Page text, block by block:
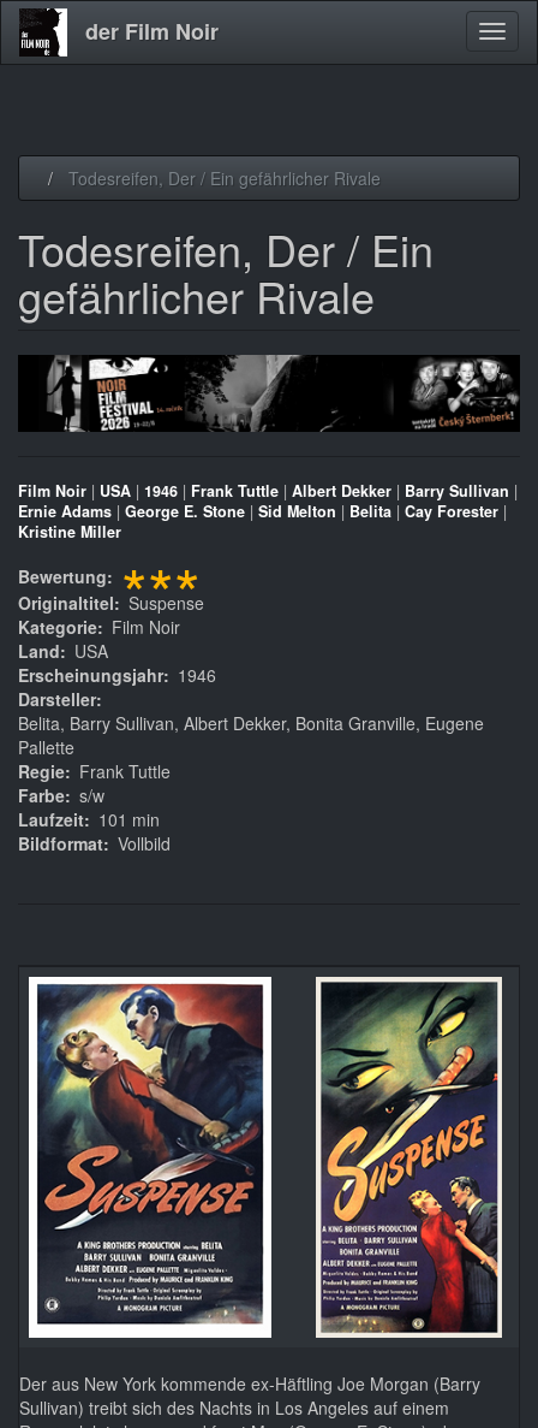
der Film Noir
Todesreifen, Der / Ein gefährlicher Rivale
Todesreifen, Der / Ein
gefährlicher Rivale
Film Noir | USA | 1946 | Frank Tuttle | Albert Dekker | Barry Sullivan |
Ernie Adams | George E. Stone | Sid Melton | Belita | Cay Forester |
Kristine Miller
Bewertung ***
Originaltitel
Suspense
Kategorie
Film Noir
Land
USA
Erscheinungsjahr
1946
Darsteller
Belita, Barry Sullivan, Albert Dekker, Bonita Granville, Eugene
Pallette
Regie
Frank Tuttle
Farbe s/w
Laufzeit
101 min
Bildformat Vollbild
Der aus New York kommende ex-Häftling Joe Morgan (Barry
Sullivan) treibt sich des Nachts in Los Angeles auf einem